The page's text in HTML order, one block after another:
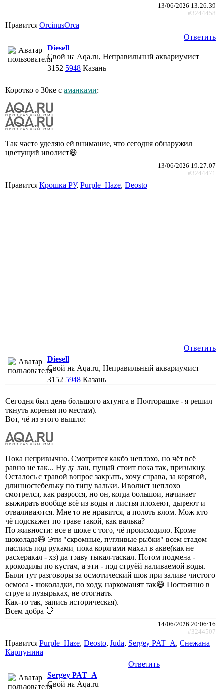
13/06/2026 13:26:39
#3244458
Нравится ОrcinusОrca
Ответить
Diesell
Свой на Aqa.ru, Неправильный аквариумист
3152 5948 Казань
Коротко о 30ке с аманками:
Так часто уделяю ей внимание, что сегодня обнаружил
цветущий иволист😄
13/06/2026 19:27:07
#3244471
Нравится Крошка РУ, Purple_Haze, Deosto
Ответить
Diesell
Свой на Aqa.ru, Неправильный аквариумист
3152 5948 Казань
Сегодня был день большого ахтунга в Полторашке - я решил
ткнуть коренья по местам).
Вот, чё из этого вышло:
Пока непривычно. Смотрится какбэ неплохо, но чёт всё
равно не так... Ну да лан, пущай стоит пока так, привыкну.
Осталось с травой вопрос закрыть, хочу справа, за корягой,
длинностебельку по типу вальки. Иволист неплохо
смотрелся, как разросся, но он, когда большой, начинает
выжирать вообще всё из воды и листья плохеют, дыреют и
отваливаются. Мне то не нравится, а полоть влом. Мож кто
чё подскажет по траве такой, как валька?
По живности: все в шоке с того, чё происходило. Кроме
шоколада😄 Эти "скромные, пугливые рыбки" всем стадом
паслись под руками, пока корягами махал в акве(как не
расхеракал - хз) да траву тыкал-таскал. Потом подмена -
крокодилы по кустам, а эти - под струёй наливаемой воды.
Были тут разговоры за осмотический шок при заливе чистого
осмоса - шоколадки, по ходу, наркоманят так😄 Постоянно в
струе и пузырьках, не отогнать.
Как-то так, запись историческая).
Всем добра 👋
14/06/2026 20:06:16
#3244507
Нравится Purple_Haze, Deosto, Juda, Sergey PAT_A, Снежана
Карпунина
Ответить
Sergey PAT_A
Свой на Aqa.ru